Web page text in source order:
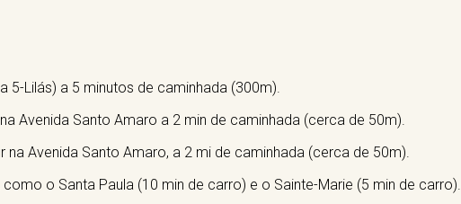
5-Lilás) a 5 minutos de caminhada (300m).
Avenida Santo Amaro a 2 min de caminhada (cerca de 50m).
na Avenida Santo Amaro, a 2 mi de caminhada (cerca de 50m).
o Santa Paula (10 min de carro) e o Sainte-Marie (5 min de carro).